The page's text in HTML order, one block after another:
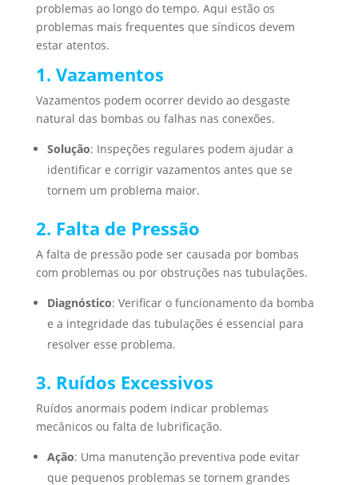
problemas ao longo do tempo. Aqui estão os
problemas mais frequentes que síndicos devem
estar atentos.
1. Vazamentos
Vazamentos podem ocorrer devido ao desgaste
natural das bombas ou falhas nas conexões.
Solução: Inspeções regulares podem ajudar a
identificar e corrigir vazamentos antes que se
tornem um problema maior.
2. Falta de Pressão
A falta de pressão pode ser causada por bombas
com problemas ou por obstruções nas tubulações.
Diagnóstico: Verificar o funcionamento da bomba
e a integridade das tubulações é essencial para
resolver esse problema.
3. Ruídos Excessivos
Ruídos anormais podem indicar problemas
mecânicos ou falta de lubrificação.
Ação: Uma manutenção preventiva pode evitar
que pequenos problemas se tornem grandes